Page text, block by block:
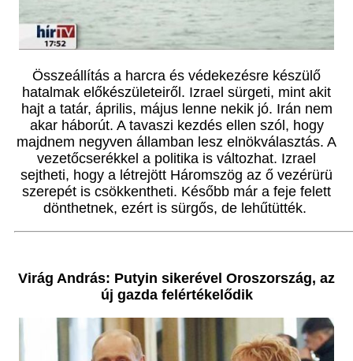
Összeállítás a harcra és védekezésre készülő
hatalmak előkészületeiről. Izrael sürgeti, mint akit
hajt a tatár, április, május lenne nekik jó. Irán nem
akar háborút. A tavaszi kezdés ellen szól, hogy
majdnem negyven államban lesz elnökválasztás. A
vezetőcserékkel a politika is változhat. Izrael
sejtheti, hogy a létrejött Háromszög az ő vezérürü
szerepét is csökkentheti. Később már a feje felett
dönthetnek, ezért is sürgős, de lehűtütték.
Virág András: Putyin sikerével Oroszország, az
új gazda felértékelődik